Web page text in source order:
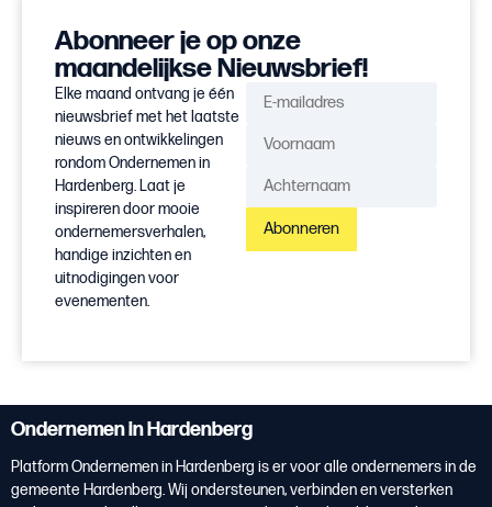
Abonneer je op onze
maandelijkse Nieuwsbrief!
Elke maand ontvang je één
nieuwsbrief met het laatste
nieuws en ontwikkelingen
rondom Ondernemen in
Hardenberg. Laat je
inspireren door mooie
ondernemersverhalen,
handige inzichten en
uitnodigingen voor
evenementen.
Abonneren
Ondernemen in Hardenberg
Platform Ondernemen in Hardenberg is er voor alle ondernemers in de
gemeente Hardenberg. Wij ondersteunen, verbinden en versterken